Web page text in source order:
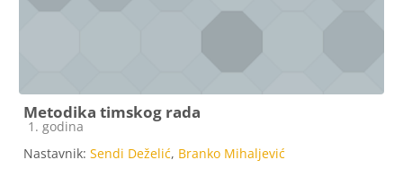
Metodika timskog rada
Kategorija e-kolegija
1. godina
Nastavnik: Sendi Deželić, Branko Mihaljević